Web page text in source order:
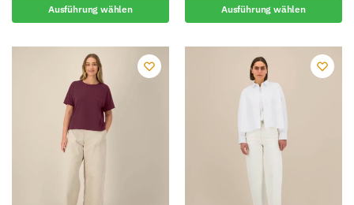
Ausführung wählen Ausführung wählen